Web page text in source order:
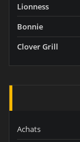
Lionness
Bonnie
Clover Grill
Achats